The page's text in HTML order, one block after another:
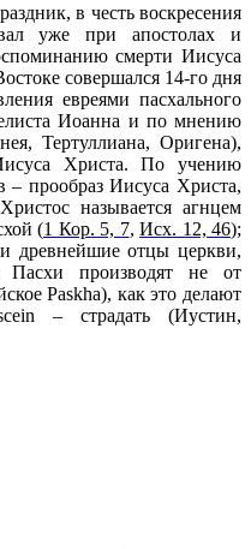
в честь воскресения
уже при апостолах и
смерти Иисуса
совершался 14-го дня
евреями пасхального
Иоанна и по мнению
Тертуллиана, Оригена),
Христа. По учению
– прообраз Иисуса Христа,
называется агнцем
(1 Кор. 5, 7, Исх. 12, 46);
древнейшие отцы церкви,
Пасхи производят не от
Paskha), как это делают
– страдать (Иустин,